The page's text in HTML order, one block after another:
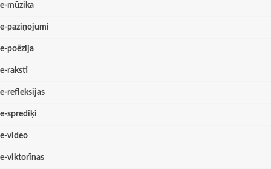
e-mūzika
e-paziņojumi
e-poēzija
e-raksti
e-refleksijas
e-sprediķi
e-video
e-viktorīnas